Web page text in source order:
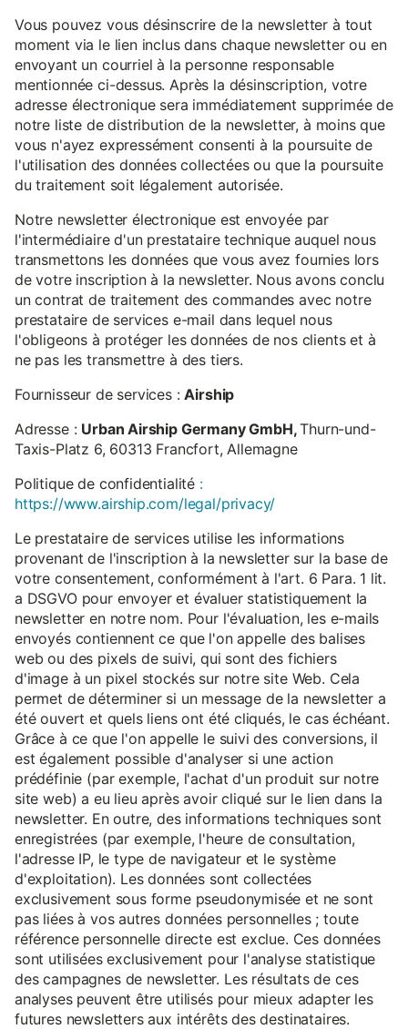
Vous pouvez vous désinscrire de la newsletter à tout
moment via le lien inclus dans chaque newsletter ou en
envoyant un courriel à la personne responsable
mentionnée ci-dessus. Après la désinscription, votre
adresse électronique sera immédiatement supprimée de
notre liste de distribution de la newsletter, à moins que
vous n'ayez expressément consenti à la poursuite de
l'utilisation des données collectées ou que la poursuite
du traitement soit légalement autorisée.
Notre newsletter électronique est envoyée par
l'intermédiaire d'un prestataire technique auquel nous
transmettons les données que vous avez fournies lors
de votre inscription à la newsletter. Nous avons conclu
un contrat de traitement des commandes avec notre
prestataire de services e-mail dans lequel nous
l'obligeons à protéger les données de nos clients et à
ne pas les transmettre à des tiers.
Fournisseur de services :Airship
Adresse : Urban Airship Germany GmbH,Thurn-und-
Taxis-Platz 6, 60313 Francfort, Allemagne
Politique de confidentialité :
https://www.airship.com/legal/privacy/
Le prestataire de services utilise les informations
provenant de l'inscription à la newsletter sur la base de
votre consentement, conformément à l'art. 6 Para. 1 lit.
a DSGVO pour envoyer et évaluer statistiquement la
newsletter en notre nom. Pour l'évaluation, les e-mails
envoyés contiennent ce que l'on appelle des balises
web ou des pixels de suivi, qui sont des fichiers
d'image à un pixel stockés sur notre site Web. Cela
permet de déterminer si un message de la newsletter a
été ouvert et quels liens ont été cliqués, le cas échéant.
Grâce à ce que l'on appelle le suivi des conversions, il
est également possible d'analyser si une action
prédéfinie (par exemple, l'achat d'un produit sur notre
site web) a eu lieu après avoir cliqué sur le lien dans la
newsletter. En outre, des informations techniques sont
enregistrées (par exemple, l'heure de consultation,
l'adresse IP, le type de navigateur et le système
d'exploitation). Les données sont collectées
exclusivement sous forme pseudonymisée et ne sont
pas liées à vos autres données personnelles ; toute
référence personnelle directe est exclue. Ces données
sont utilisées exclusivement pour l'analyse statistique
des campagnes de newsletter. Les résultats de ces
analyses peuvent être utilisés pour mieux adapter les
futures newsletters aux intérêts des destinataires.